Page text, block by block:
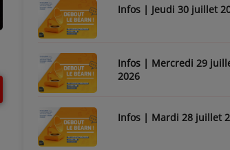
Infos | Jeudi 30 juillet
Infos | Mercredi 29
2026
Infos | Mardi 28 juillet